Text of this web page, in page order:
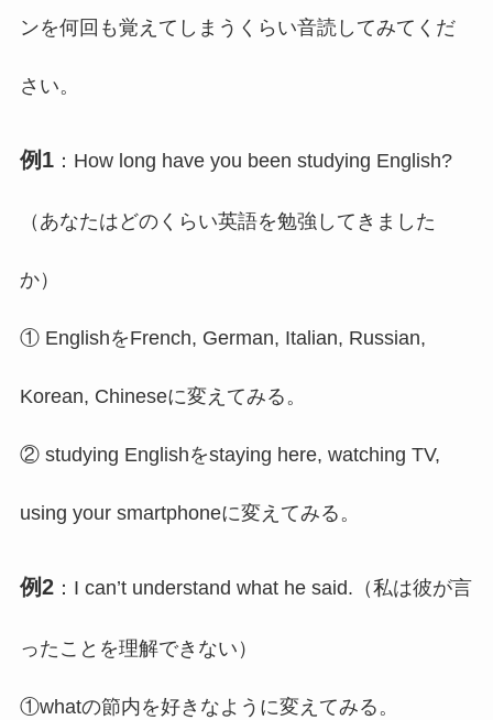
ンを何回も覚えてしまうくらい音読してみてくだ
さい。
例1：How long have you been studying English?
（あなたはどのくらい英語を勉強してきました
か）
① EnglishをFrench, German, Italian, Russian,
Korean, Chineseに変えてみる。
② studying Englishをstaying here, watching TV,
using your smartphoneに変えてみる。
例2：I can’t understand what he said.（私は彼が言
ったことを理解できない）
①whatの節内を好きなように変えてみる。